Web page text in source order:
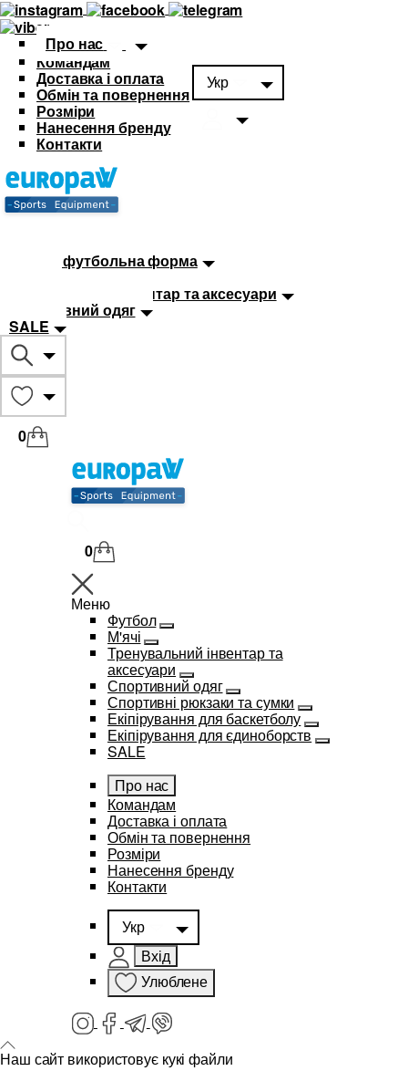
Про нас
Командам
Доставка і оплата
Обмін та повернення
Розміри
Нанесення бренду
Контакти
Укр
Дитяча футбольна форма
Тренувальний інвентар та аксесуари
Спортивний одяг
SALE
0
0
Меню
Футбол
М'ячі
Тренувальний інвентар та
аксесуари
Спортивний одяг
Спортивні рюкзаки та сумки
Екіпірування для баскетболу
Екіпірування для єдиноборств
SALE
Про нас
Командам
Доставка і оплата
Обмін та повернення
Розміри
Нанесення бренду
Контакти
Укр
Вхід
Улюблене
Наш сайт використовує кукі файли